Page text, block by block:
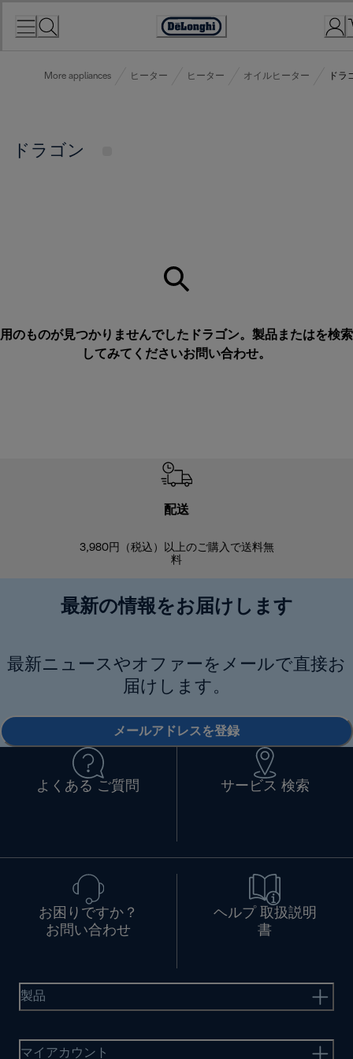
Accessibility
More appliances ヒーター ヒーター オイルヒーター ドラ
ドラゴン
用のものが見つかりませんでしたドラゴン。製品またはを検索
してみてくださいお問い合わせ。
配送
3,980円（税込）以上のご購入で送料無
料
最新の情報をお届けします
最新ニュースやオファーをメールで直接お
届けします。
メールアドレスを登録
よくある ご質問 サービス 検索
お困りですか？
お問い合わせ
ヘルプ 取扱説明
書
製品
マイアカウント